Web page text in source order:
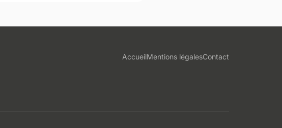
AccueilMentions légalesContact